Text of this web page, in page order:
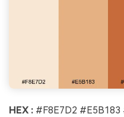
HEX : #F8E7D2 #E5B183